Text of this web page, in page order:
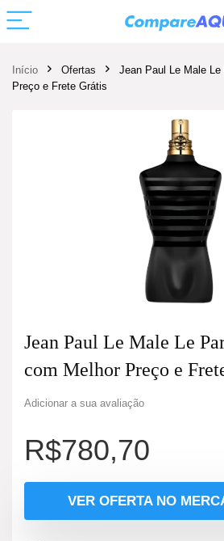
Início Ofertas
Jean Paul Le Male
Preço e Frete Grátis
Jean Paul Le Male Le
com Melhor Preço e
Adicionar a sua avaliação
R$780,70
VER OFERTA NO